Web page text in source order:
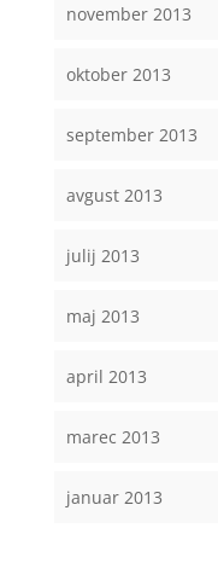
november 2013
oktober 2013
september 2013
avgust 2013
julij 2013
maj 2013
april 2013
marec 2013
januar 2013